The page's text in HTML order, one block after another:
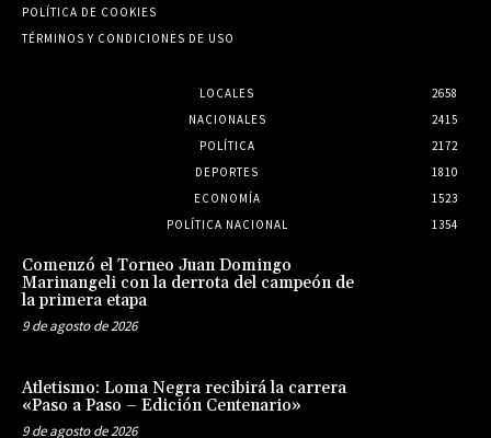
POLÍTICA DE COOKIES
TÉRMINOS Y CONDICIONES DE USO
LOCALES
2658
NACIONALES
2415
POLÍTICA
2172
DEPORTES
1810
ECONOMÍA
1523
POLÍTICA NACIONAL
1354
Comenzó el Torneo Juan Domingo
Marinangeli con la derrota del campeón de
la primera etapa
9 de agosto de 2026
Atletismo: Loma Negra recibirá la carrera
«Paso a Paso – Edición Centenario»
9 de agosto de 2026